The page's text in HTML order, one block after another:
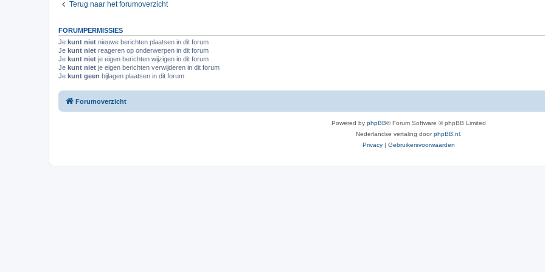
s
i
Terug naar het forumoverzicht
FORUMPERMISSIES
Je kunt niet nieuwe berichten plaatsen in dit forum
Je kunt niet reageren op onderwerpen in dit forum
Je kunt niet je eigen berichten wijzigen in dit forum
Je kunt niet je eigen berichten verwijderen in dit forum
Je kunt geen bijlagen plaatsen in dit forum
Forumoverzicht
Powered by phpBB® Forum Software © phpBB Limited
Nederlandse vertaling doorphpBB.nl
Privacy | Gebruikersvoorwaarden